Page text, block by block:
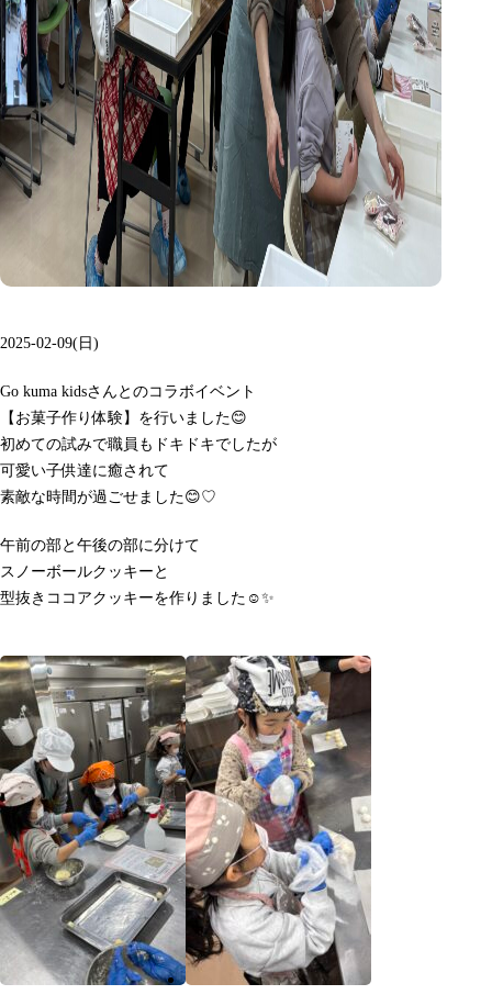
2025-02-09(日)
Go kuma kidsさんとのコラボイベント
【お菓子作り体験】を行いました😊
初めての試みで職員もドキドキでしたが
可愛い子供達に癒されて
素敵な時間が過ごせました😊♡
午前の部と午後の部に分けて
スノーボールクッキーと
型抜きココアクッキーを作りました☺️✨